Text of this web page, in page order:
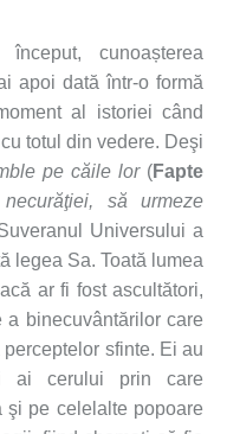
cunoașterea
apoi dată într-o formă
al istoriei când
totul din vedere. Deşi
pe căile lor(Fapte
să urmeze
Universului a
legea Sa. Toată lumea
ar fi fost ascultători,
binecuvântărilor care
sfinte. Ei au
ai cerului prin care
şi pe celelalte popoare